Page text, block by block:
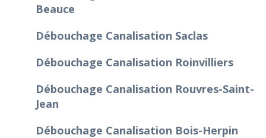
Beauce
Débouchage Canalisation Saclas
Débouchage Canalisation Roinvilliers
Débouchage Canalisation Rouvres-Saint-
Jean
Débouchage Canalisation Bois-Herpin